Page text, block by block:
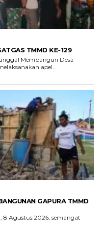
TMMD KE-129
Membangun Desa
apel...
GAPURA TMMD
8 Agustus 2026, semangat